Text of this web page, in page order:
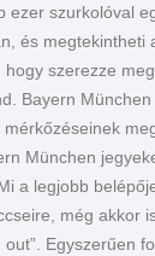
ezer szurkolóval
és megtekintheti
hogy szerezze
Bayern
München
a legjobb
még akkor
out”. Egyszerűen